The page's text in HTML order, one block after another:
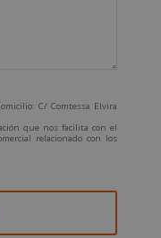
C/ Comtessa Elvira
que nos facilita con el
relacionado con los
fueran de su interés.
interesado.
Privacidad.